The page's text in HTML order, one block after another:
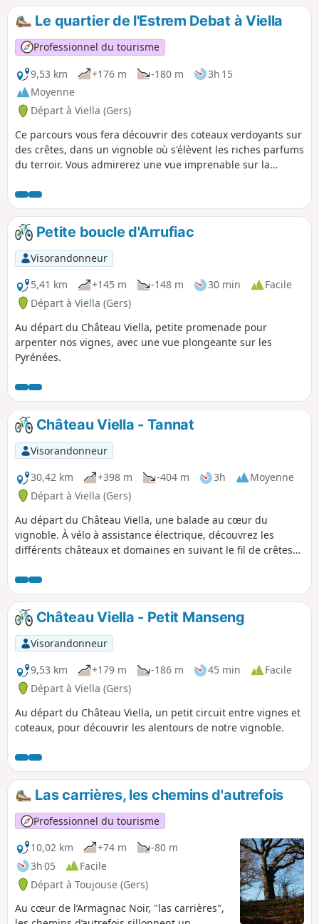
Le quartier de l'Estrem Debat à Viella
Professionnel du tourisme
9,53 km
+176 m -180 m
3h 15
Moyenne
Départ à Viella (Gers)
Ce parcours vous fera découvrir des coteaux verdoyants sur
des crêtes, dans un vignoble où s'élèvent les riches parfums
du terroir. Vous admirerez une vue imprenable sur la
Petite boucle d'Arrufiac
Visorandonneur
5,41 km
+145 m -148 m 30 min
Facile
Départ à Viella (Gers)
Au départ du Château Viella, petite promenade pour
arpenter nos vignes, avec une vue plongeante sur les
Pyrénées.
Château Viella - Tannat
Visorandonneur
30,42 km
+398 m -404 m 3h
Moyenne
Départ à Viella (Gers)
Au départ du Château Viella, une balade au cœur du
vignoble. À vélo à assistance électrique, découvrez les
différents châteaux et domaines en suivant le fil de crêtes
Maison des Vins et Chez Madiran ! Une randonnée
principalement sur route, accessible et praticable toutes les
saisons et par tous les temps !
Château Viella - Petit Manseng
Visorandonneur
9,53 km
+179 m -186 m 45 min
Facile
Départ à Viella (Gers)
Au départ du Château Viella, un petit circuit entre vignes et
coteaux, pour découvrir les alentours de notre vignoble.
Las carrières, les chemins d'autrefois
Professionnel du tourisme
10,02 km
+74 m
-80 m
3h 05
Facile
Départ à Toujouse (Gers)
Au cœur de l’Armagnac Noir, "las carrières",